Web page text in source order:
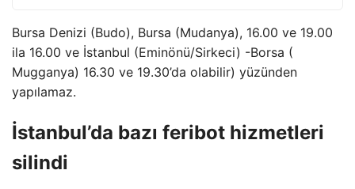
Bursa Denizi (Budo), Bursa (Mudanya), 16.00 ve 19.00
ila 16.00 ve İstanbul (Eminönü/Sirkeci) -Borsa (
Mugganya) 16.30 ve 19.30’da olabilir) yüzünden
yapılamaz.
İstanbul’da bazı feribot hizmetleri
silindi